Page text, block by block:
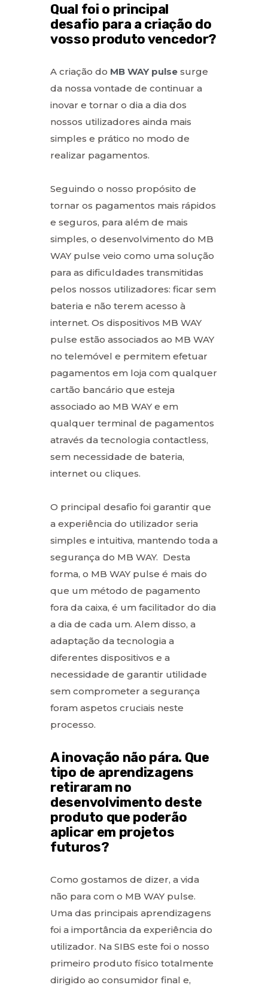
Qual foi o principal
desafio para a criação do
vosso produto vencedor?
A criação do MB WAY pulse surge
da nossa vontade de continuar a
inovar e tornar o dia a dia dos
nossos utilizadores ainda mais
simples e prático no modo de
realizar pagamentos.
Seguindo o nosso propósito de
tornar os pagamentos mais rápidos
e seguros, para além de mais
simples, o desenvolvimento do MB
WAY pulse veio como uma solução
para as dificuldades transmitidas
pelos nossos utilizadores: ficar sem
bateria e não terem acesso à
internet. Os dispositivos MB WAY
pulse estão associados ao MB WAY
no telemóvel e permitem efetuar
pagamentos em loja com qualquer
cartão bancário que esteja
associado ao MB WAY e em
qualquer terminal de pagamentos
através da tecnologia contactless,
sem necessidade de bateria,
internet ou cliques.
O principal desafio foi garantir que
a experiência do utilizador seria
simples e intuitiva, mantendo toda a
segurança do MB WAY. Desta
forma, o MB WAY pulse é mais do
que um método de pagamento
fora da caixa, é um facilitador do dia
a dia de cada um. Alem disso, a
adaptação da tecnologia a
diferentes dispositivos e a
necessidade de garantir utilidade
sem comprometer a segurança
foram aspetos cruciais neste
processo.
A inovação não pára. Que
tipo de aprendizagens
retiraram no
desenvolvimento deste
produto que poderão
aplicar em projetos
futuros?
Como gostamos de dizer, a vida
não para com o MB WAY pulse.
Uma das principais aprendizagens
foi a importância da experiência do
utilizador. Na SIBS este foi o nosso
primeiro produto físico totalmente
dirigido ao consumidor final e,